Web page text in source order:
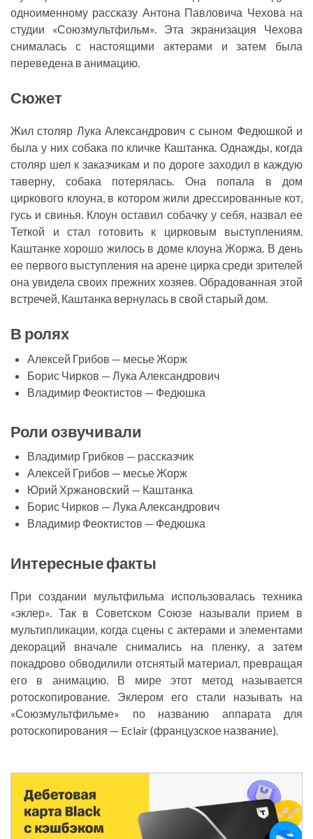
a
y
e
t
t
i
P
t
e
r
l
c
r
e
e
n
одноименному рассказу Антона Павловича Чехова на
студии «Союзмультфильм». Эта экранизация Чехова
снималась с настоящими актерами и затем была
переведена в анимацию.
Сюжет
Жил столяр Лука Александрович с сыном Федюшкой и
была у них собака по кличке Каштанка. Однажды, когда
столяр шел к заказчикам и по дороге заходил в каждую
таверну, собака потерялась. Она попала в дом
циркового клоуна, в котором жили дрессированные кот,
гусь и свинья. Клоун оставил собачку у себя, назвал ее
Теткой и стал готовить к цирковым выступлениям.
Каштанке хорошо жилось в доме клоуна Жоржа. В день
ее первого выступления на арене цирка среди зрителей
она увидела своих прежних хозяев. Обрадованная этой
встречей, Каштанка вернулась в свой старый дом.
В ролях
Алексей Грибов — месье Жорж
Борис Чирков — Лука Александрович
Владимир Феоктистов — Федюшка
Роли озвучивали
Владимир Грибков — рассказчик
Алексей Грибов — месье Жорж
Юрий Хржановский — Каштанка
Борис Чирков — Лука Александрович
Владимир Феоктистов — Федюшка
Интересные факты
При создании мультфильма использовалась техника
«эклер». Так в Советском Союзе называли прием в
мультипликации, когда сцены с актерами и элементами
декораций вначале снимались на пленку, а затем
покадрово обводилили отснятый материал, превращая
его в анимацию. В мире этот метод называется
ротоскопирование. Эклером его стали называть на
«Союзмультфильме» по названию аппарата для
ротоскопирования — Eclair (французское название).